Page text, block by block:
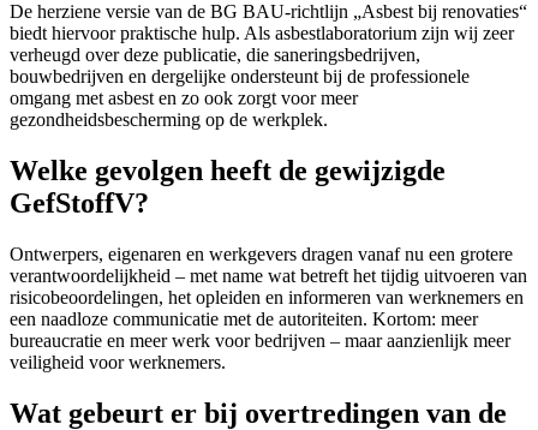
De herziene versie van de BG BAU-richtlijn „Asbest bij renovaties“
biedt hiervoor praktische hulp. Als asbestlaboratorium zijn wij zeer
verheugd over deze publicatie, die saneringsbedrijven,
bouwbedrijven en dergelijke ondersteunt bij de professionele
omgang met asbest en zo ook zorgt voor meer
gezondheidsbescherming op de werkplek.
Welke gevolgen heeft de gewijzigde
GefStoffV?
Ontwerpers, eigenaren en werkgevers dragen vanaf nu een grotere
verantwoordelijkheid – met name wat betreft het tijdig uitvoeren van
risicobeoordelingen, het opleiden en informeren van werknemers en
een naadloze communicatie met de autoriteiten. Kortom: meer
bureaucratie en meer werk voor bedrijven – maar aanzienlijk meer
veiligheid voor werknemers.
Wat gebeurt er bij overtredingen van de